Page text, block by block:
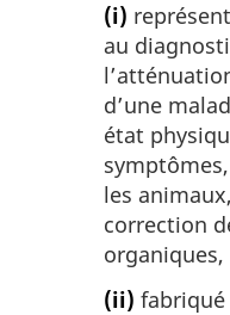
(i)
au
d’une
état
les
correction
organiques,
(ii)